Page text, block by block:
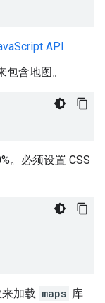
API
包含地图。
。必须设置 CSS
加载 maps 库